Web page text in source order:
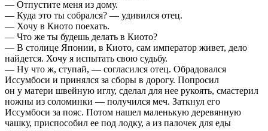
— Отпустите меня из дому.
— Куда это ты собрался? — удивился отец.
— Хочу в Киото поехать.
— Что же ты будешь делать в Киото?
— В столице Японии, в Киото, сам император живет, дело
найдется. Хочу я испытать свою судьбу.
— Ну что ж, ступай, — согласился отец. Обрадовался
Иссумбоси и принялся за сборы в дорогу. Попросил
он у матери швейную иглу, сделал для нее рукоять, смастерил
ножны из соломинки — получился меч. Заткнул его
Иссумбоси за пояс. Потом нашел маленькую деревянную
чашку, приспособил ее под лодку, а из палочек для еды